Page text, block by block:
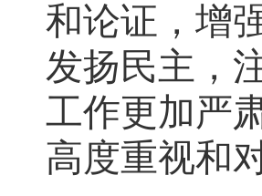
和论证，增
发扬民主，
工作更加严
高度重视和